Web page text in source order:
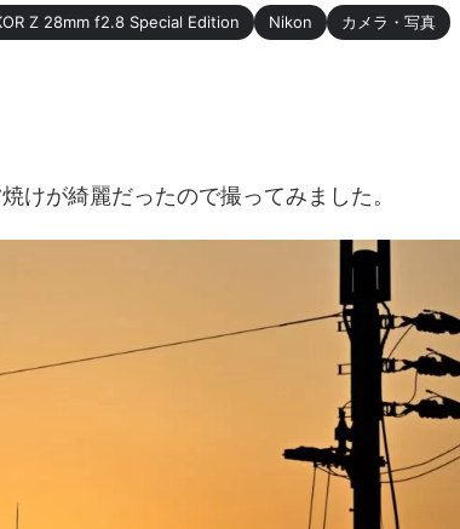
Z 28mm f2.8 Special Edition Nikon カメラ・写真
けが綺麗だったので撮ってみました。